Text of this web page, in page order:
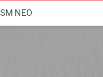
NEO